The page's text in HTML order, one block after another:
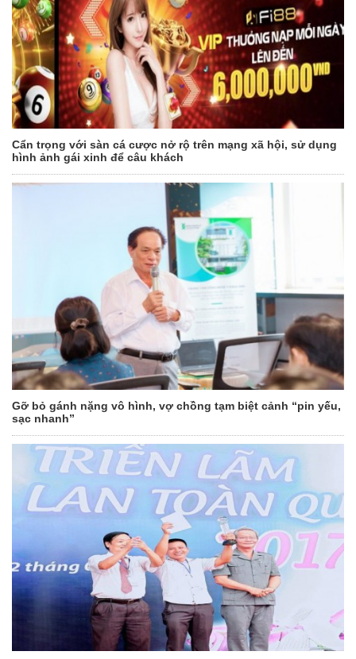
Cẩn trọng với sàn cá cược nở rộ trên mạng xã hội, sử dụng
hình ảnh gái xinh để câu khách
Gỡ bỏ gánh nặng vô hình, vợ chồng tạm biệt cảnh “pin yếu,
sạc nhanh”